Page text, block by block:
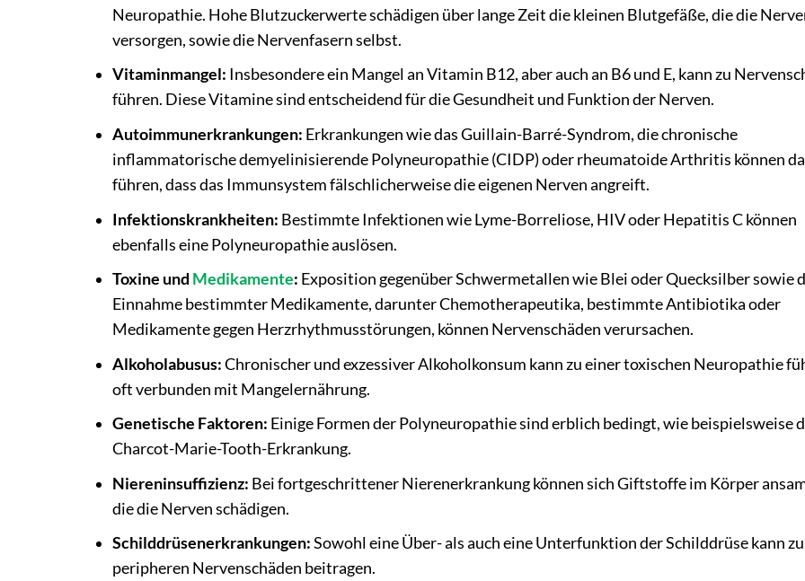
Neuropathie. Hohe Blutzuckerwerte schädigen über lange Zeit die kleinen Blutgefäße, die die
versorgen, sowie die Nervenfasern selbst.
Vitaminmangel: Insbesondere ein Mangel an Vitamin B12, aber auch an B6 und E, kann zu
führen. Diese Vitamine sind entscheidend für die Gesundheit und Funktion der Nerven.
Autoimmunerkrankungen: Erkrankungen wie das Guillain-Barré-Syndrom, die chronische
inflammatorische demyelinisierende Polyneuropathie (CIDP) oder rheumatoide Arthritis können
führen, dass das Immunsystem fälschlicherweise die eigenen Nerven angreift.
Infektionskrankheiten: Bestimmte Infektionen wie Lyme-Borreliose, HIV oder Hepatitis C können
ebenfalls eine Polyneuropathie auslösen.
Toxine und Medikamente: Exposition gegenüber Schwermetallen wie Blei oder Quecksilber sowie
Einnahme bestimmter Medikamente, darunter Chemotherapeutika, bestimmte Antibiotika oder
Medikamente gegen Herzrhythmusstörungen, können Nervenschäden verursachen.
Alkoholabusus:Chronischer und exzessiver Alkoholkonsum kann zu einer toxischen Neuropathie
oft verbunden mit Mangelernährung.
Genetische Faktoren: Einige Formen der Polyneuropathie sind erblich bedingt, wie beispielsweise
Charcot-Marie-Tooth-Erkrankung.
Niereninsuffizienz: Bei fortgeschrittener Nierenerkrankung können sich Giftstoffe im Körper
die die Nerven schädigen.
Schilddrüsenerkrankungen:Sowohl eine Über- als auch eine Unterfunktion der Schilddrüse kann zu
peripheren Nervenschäden beitragen.